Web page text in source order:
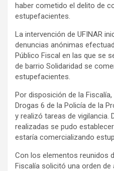
haber cometido el delito de
estupefacientes.
La intervención de UFINAR
denuncias anónimas
Público Fiscal en las que se
de barrio Solidaridad se
estupefacientes.
Por disposición de la
Drogas 6 de la Policía de la
y realizó tareas de vigilancia.
realizadas se pudo
estaría comercializando
Con los elementos reunidos
Fiscalía solicitó una orden de